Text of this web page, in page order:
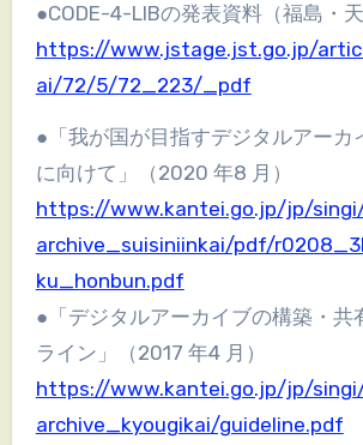
●CODE-4-LIBの発表資料（福島・天
https://www.jstage.jst.go.jp/
ai/72/5/72_223/_pdf
●「我が国が目指すデジタルアーカ
に向けて」（2020 年8 月）
https://www.kantei.go.jp/jp/
archive_suisiniinkai/pdf/
ku_honbun.pdf
●「デジタルアーカイブの構築・共
ライン」（2017 年4 月）
https://www.kantei.go.jp/jp/
archive_kyougikai/guideline.pdf